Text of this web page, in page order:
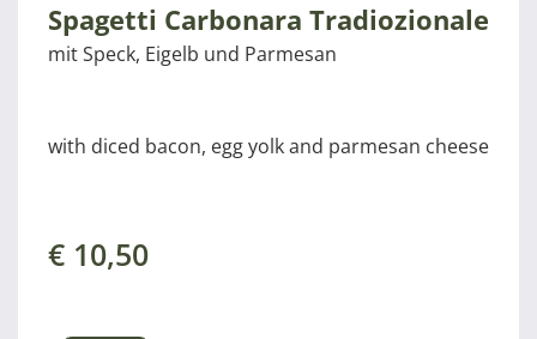
Spagetti Carbonara Tradiozionale
mit Speck, Eigelb und Parmesan
with diced bacon, egg yolk and parmesan cheese
€ 10,50